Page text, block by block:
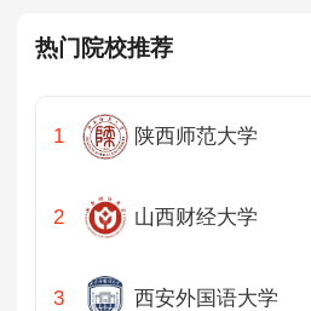
热门院校推荐
陕西师范大学
山西财经大学
西安外国语大学